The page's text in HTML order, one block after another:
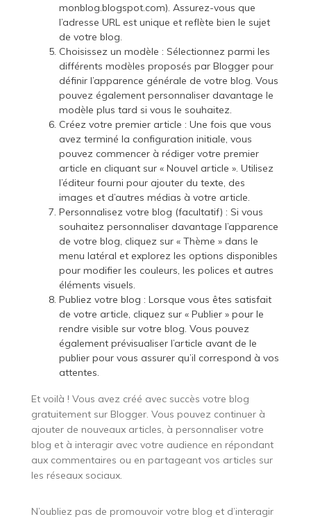
monblog.blogspot.com). Assurez-vous que
l’adresse URL est unique et reflète bien le sujet
de votre blog.
Choisissez un modèle : Sélectionnez parmi les
différents modèles proposés par Blogger pour
définir l’apparence générale de votre blog. Vous
pouvez également personnaliser davantage le
modèle plus tard si vous le souhaitez.
Créez votre premier article : Une fois que vous
avez terminé la configuration initiale, vous
pouvez commencer à rédiger votre premier
article en cliquant sur « Nouvel article ». Utilisez
l’éditeur fourni pour ajouter du texte, des
images et d’autres médias à votre article.
Personnalisez votre blog (facultatif) : Si vous
souhaitez personnaliser davantage l’apparence
de votre blog, cliquez sur « Thème » dans le
menu latéral et explorez les options disponibles
pour modifier les couleurs, les polices et autres
éléments visuels.
Publiez votre blog : Lorsque vous êtes satisfait
de votre article, cliquez sur « Publier » pour le
rendre visible sur votre blog. Vous pouvez
également prévisualiser l’article avant de le
publier pour vous assurer qu’il correspond à vos
attentes.
Et voilà ! Vous avez créé avec succès votre blog
gratuitement sur Blogger. Vous pouvez continuer à
ajouter de nouveaux articles, à personnaliser votre
blog et à interagir avec votre audience en répondant
aux commentaires ou en partageant vos articles sur
les réseaux sociaux.
N’oubliez pas de promouvoir votre blog et d’interagir